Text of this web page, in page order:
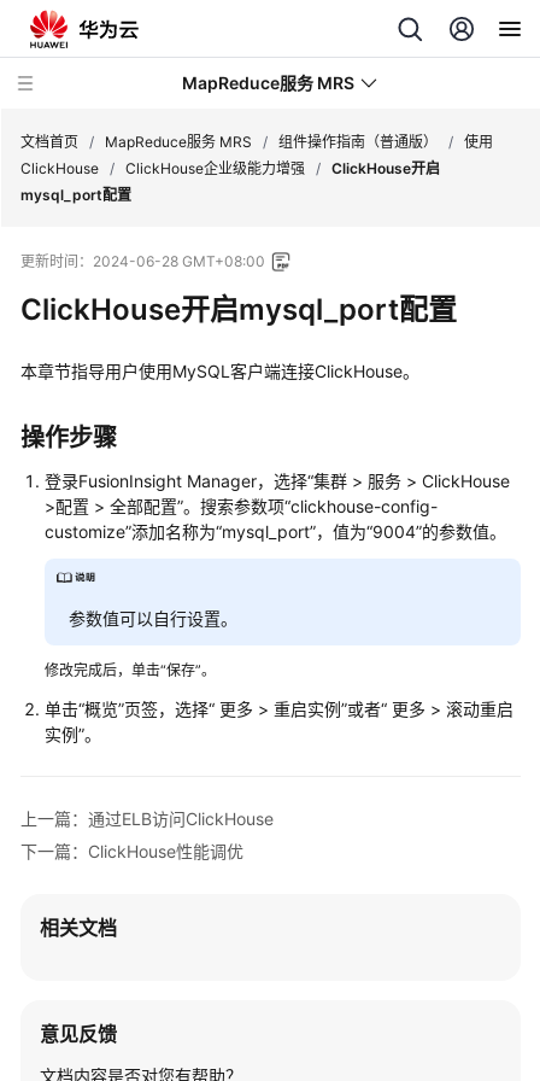
MapReduce服务 MRS
动
态
务
告
产
品
介
绍
费
说
明
入
户
组
文档首页 / MapReduce服务 MRS / 组件操作指南（普通版） / 使用
ClickHouse / ClickHouse企业级能力增强 / ClickHouse开启
mysql_port配置
更新时间： 2024-06-28 GMT+08:00
ClickHouse开启mysql_port配置
本章节指导用户使用MySQL客户端连接ClickHouse。
操作步骤
登录FusionInsight Manager，选择“集群 > 服务 > ClickHouse
>配置 > 全部配置”。搜索参数项“clickhouse-config-
customize”添加名称为“mysql_port”，值为“9004”的参数值。
参数值可以自行设置。
修改完成后，单击“保存”。
单击“概览”页签，选择“ 更多 > 重启实例”或者“ 更多 > 滚动重启
实例”。
上一篇：通过ELB访问ClickHouse
下一篇：ClickHouse性能调优
相关文档
意见反馈
文档内容是否对您有帮助？